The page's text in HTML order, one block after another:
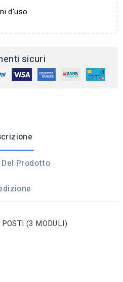
d'uso
sicuri
Prodotto
(3 MODULI)